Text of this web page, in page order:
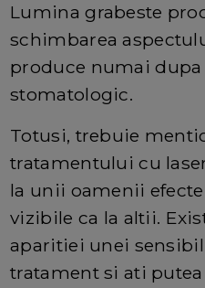
Lumina grabeste
schimbarea
produce numai dupa
stomatologic.
Totusi, trebuie
tratamentului cu
la unii oamenii
vizibile ca la altii.
aparitiei unei
tratament si ati